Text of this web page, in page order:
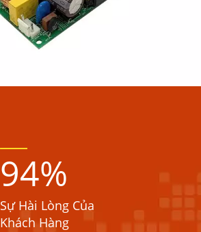
94%
Sự Hài Lòng Của
Khách Hàng